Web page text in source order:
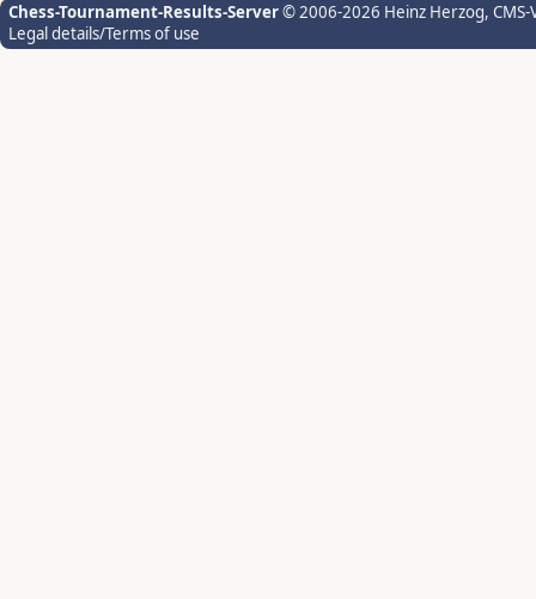
Chess-Tournament-Results-Server© 2006-2026 Heinz Herzog,
Legal details/Terms of use